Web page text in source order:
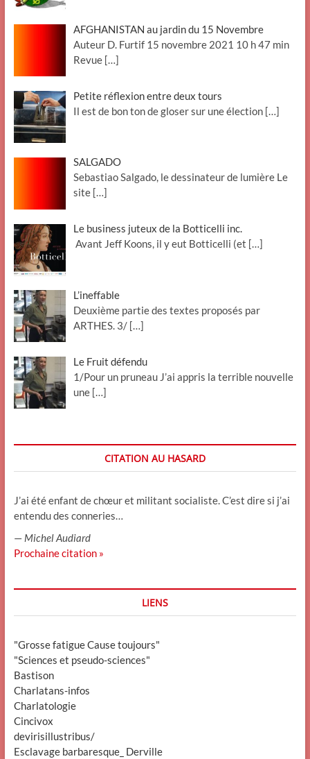
AFGHANISTAN au jardin du 15 Novembre
Auteur D. Furtif 15 novembre 2021 10 h 47 min
Revue […]
Petite réflexion entre deux tours
Il est de bon ton de gloser sur une élection […]
SALGADO
Sebastiao Salgado, le dessinateur de lumière Le
site […]
Le business juteux de la Botticelli inc.
Avant Jeff Koons, il y eut Botticelli (et […]
L’ineffable
Deuxième partie des textes proposés par
ARTHES. 3/ […]
Le Fruit défendu
1/Pour un pruneau J’ai appris la terrible nouvelle
une […]
CITATION AU HASARD
J’ai été enfant de chœur et militant socialiste. C’est dire si j’ai
entendu des conneries…
— Michel Audiard
Prochaine citation »
LIENS
"Grosse fatigue Cause toujours"
"Sciences et pseudo-sciences"
Bastison
Charlatans-infos
Charlatologie
Cincivox
devirisillustribus/
Esclavage barbaresque_ Derville